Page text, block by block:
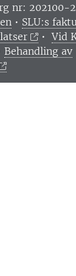
nr: 202100-
• SLU:s
•Vid
Behandling av